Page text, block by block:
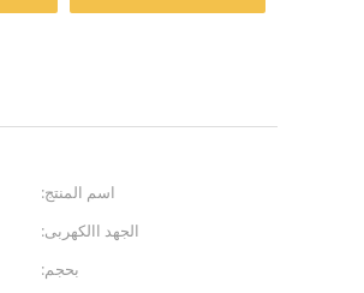
اسم المنتج:
الجهد االكهربى:
بحجم: